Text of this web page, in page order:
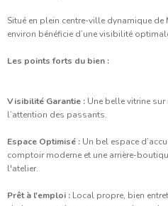
Situé en plein centre-ville dynamique
environ bénéficie d’une visibilité
Les points forts du bien :
Visibilité Garantie : Une belle vitrine
l’attention des passants.
Espace Optimisé : Un bel espace
comptoir moderne et une arrière-
l'atelier.
Prêt à l'emploi : Local propre, bien